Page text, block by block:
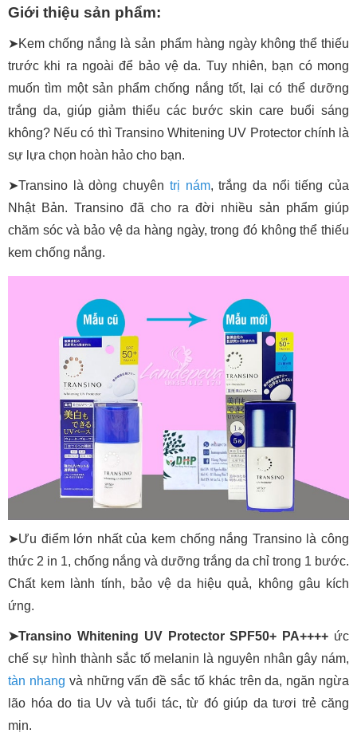
Giới thiệu sản phẩm:
➤Kem chống nắng là sản phẩm hàng ngày không thể thiếu
trước khi ra ngoài để bảo vệ da. Tuy nhiên, bạn có mong
muốn tìm một sản phẩm chống nắng tốt, lại có thể dưỡng
trắng da, giúp giảm thiểu các bước skin care buổi sáng
không? Nếu có thì Transino Whitening UV Protector chính là
sự lựa chọn hoàn hảo cho bạn.
➤Transino là dòng chuyên trị nám, trắng da nổi tiếng của
Nhật Bản. Transino đã cho ra đời nhiều sản phẩm giúp
chăm sóc và bảo vệ da hàng ngày, trong đó không thể thiếu
kem chống nắng.
➤Ưu điểm lớn nhất của kem chống nắng Transino là công
thức 2 in 1, chống nắng và dưỡng trắng da chỉ trong 1 bước.
Chất kem lành tính, bảo vệ da hiệu quả, không gâu kích
ứng.
➤Transino Whitening UV Protector SPF50+ PA++++ ức
chế sự hình thành sắc tố melanin là nguyên nhân gây nám,
tàn nhang và những vấn đề sắc tố khác trên da, ngăn ngừa
lão hóa do tia Uv và tuổi tác, từ đó giúp da tươi trẻ căng
mịn.